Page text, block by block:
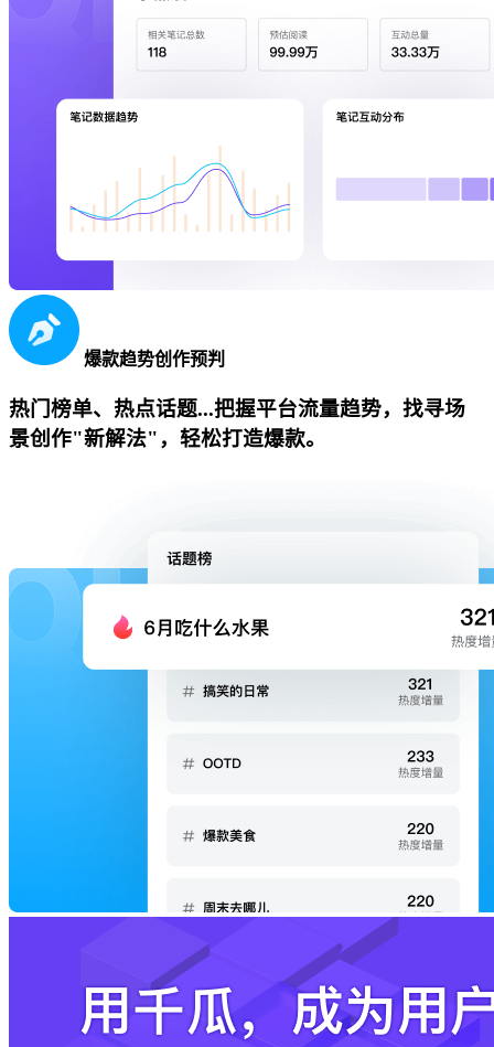
爆款趋势创作预判
热门榜单、热点话题...把握平台流量趋势，找寻场
景创作"新解法"，轻松打造爆款。